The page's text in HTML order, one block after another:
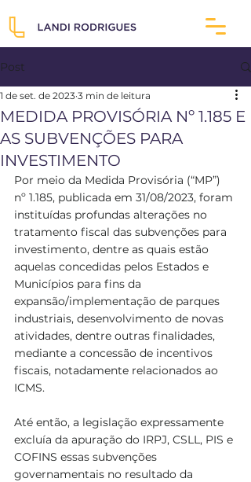
Post
MEDIDA PROVISÓRIA Nº 1.185 E
AS SUBVENÇÕES PARA
INVESTIMENTO
1 de set. de 2023 3 min de leitura
Por meio da Medida Provisória (“MP”)
nº 1.185, publicada em 31/08/2023, foram
instituídas profundas alterações no
tratamento fiscal das subvenções para
investimento, dentre as quais estão
aquelas concedidas pelos Estados e
Municípios para fins da
expansão/implementação de parques
industriais, desenvolvimento de novas
atividades, dentre outras finalidades,
mediante a concessão de incentivos
fiscais, notadamente relacionados ao
ICMS.
Até então, a legislação expressamente
excluía da apuração do IRPJ, CSLL, PIS e
COFINS essas subvenções
governamentais no resultado da